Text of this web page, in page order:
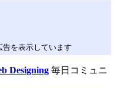
を表示しています
Designing 毎日コミュニ